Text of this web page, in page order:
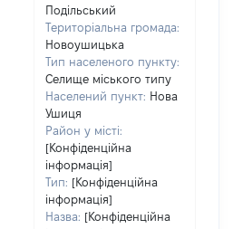
Подільський
Територіальна громада:
Новоушицька
Тип населеного пункту:
Селище міського типу
Населений пункт: Нова
Ушиця
Район у місті:
[Конфіденційна
інформація]
Тип: [Конфіденційна
інформація]
Назва: [Конфіденційна